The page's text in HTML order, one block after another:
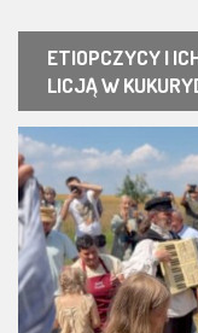
ETIOPCZYCY I
LICJĄ W